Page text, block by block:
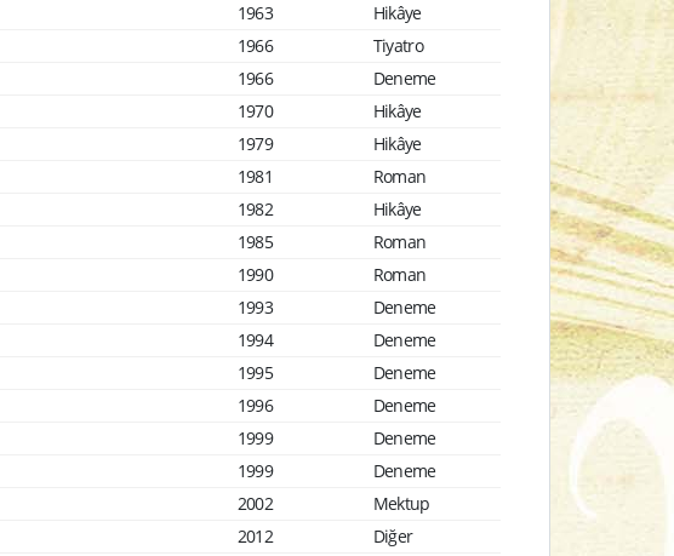
1963
Hikâye
1966
Tiyatro
1966
Deneme
1970
Hikâye
1979
Hikâye
1981
Roman
1982
Hikâye
1985
Roman
1990
Roman
1993
Deneme
1994
Deneme
1995
Deneme
1996
Deneme
1999
Deneme
1999
Deneme
2002
Mektup
2012
Diğer